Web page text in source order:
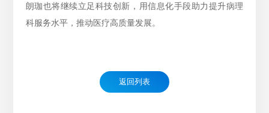
朗珈也将继续立足科技创新，用信息化手段助力提升病理
科服务水平，推动医疗高质量发展。
返回列表